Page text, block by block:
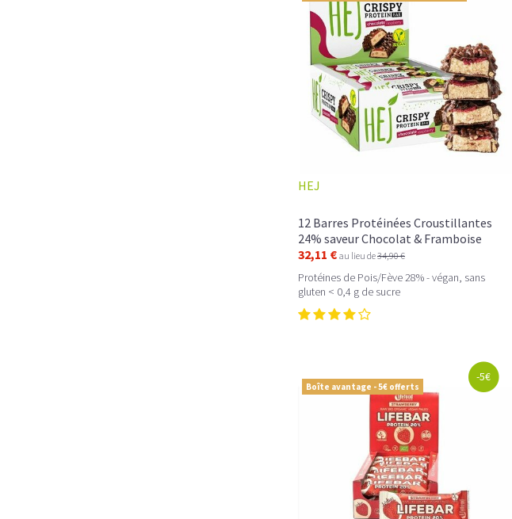
HEJ
12 Barres Protéinées Croustillantes
24% saveur Chocolat & Framboise
32,11 € au lieu de34,90 €
Protéines de Pois/Fève 28% - végan, sans
gluten < 0,4 g de sucre
Boîte avantage - 5€ offerts
-5€